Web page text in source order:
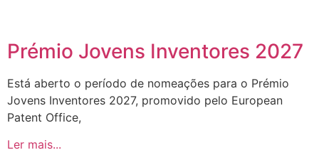
Prémio Jovens Inventores 2027
Está aberto o período de nomeações para o Prémio
Jovens Inventores 2027, promovido pelo European
Patent Office,
Ler mais...